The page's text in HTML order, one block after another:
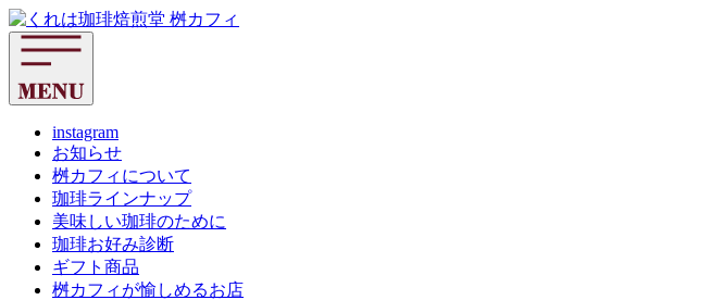
コ
ン
テ
ン
ツ
instagram
お知らせ
桝カフィについて
珈琲ラインナップ
美味しい珈琲のために
珈琲お好み診断
ギフト商品
桝カフィが愉しめるお店